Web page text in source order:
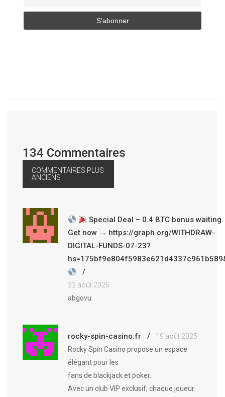
134 Commentaires
COMMENTAIRES PLUS
ANCIENS
Special Deal – 0.4 BTC bonus waiting.
Get now → https://graph.org/WITHDRAW-
DIGITAL-FUNDS-07-23?
22 août 2025
abgovu
rocky-spin-casino.fr
19 août 2025
Rocky Spin Casino propose un espace
élégant pour les
fans de blackjack et poker.
Avec un club VIP exclusif, chaque joueur